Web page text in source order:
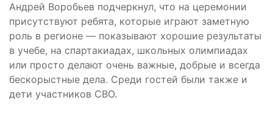
Андрей Воробьев подчеркнул, что на церемонии
присутствуют ребята, которые играют заметную
роль в регионе — показывают хорошие результаты
в учебе, на спартакиадах, школьных олимпиадах
или просто делают очень важные, добрые и всегда
бескорыстные дела. Среди гостей были также и
дети участников СВО.